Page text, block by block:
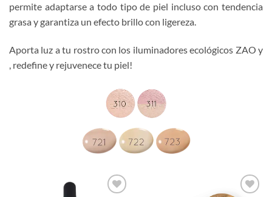
permite adaptarse a todo tipo de piel incluso con tendencia
grasa y garantiza un efecto brillo con ligereza.
Aporta luz a tu rostro con los iluminadores ecológicos ZAO y
, redefine y rejuvenece tu piel!